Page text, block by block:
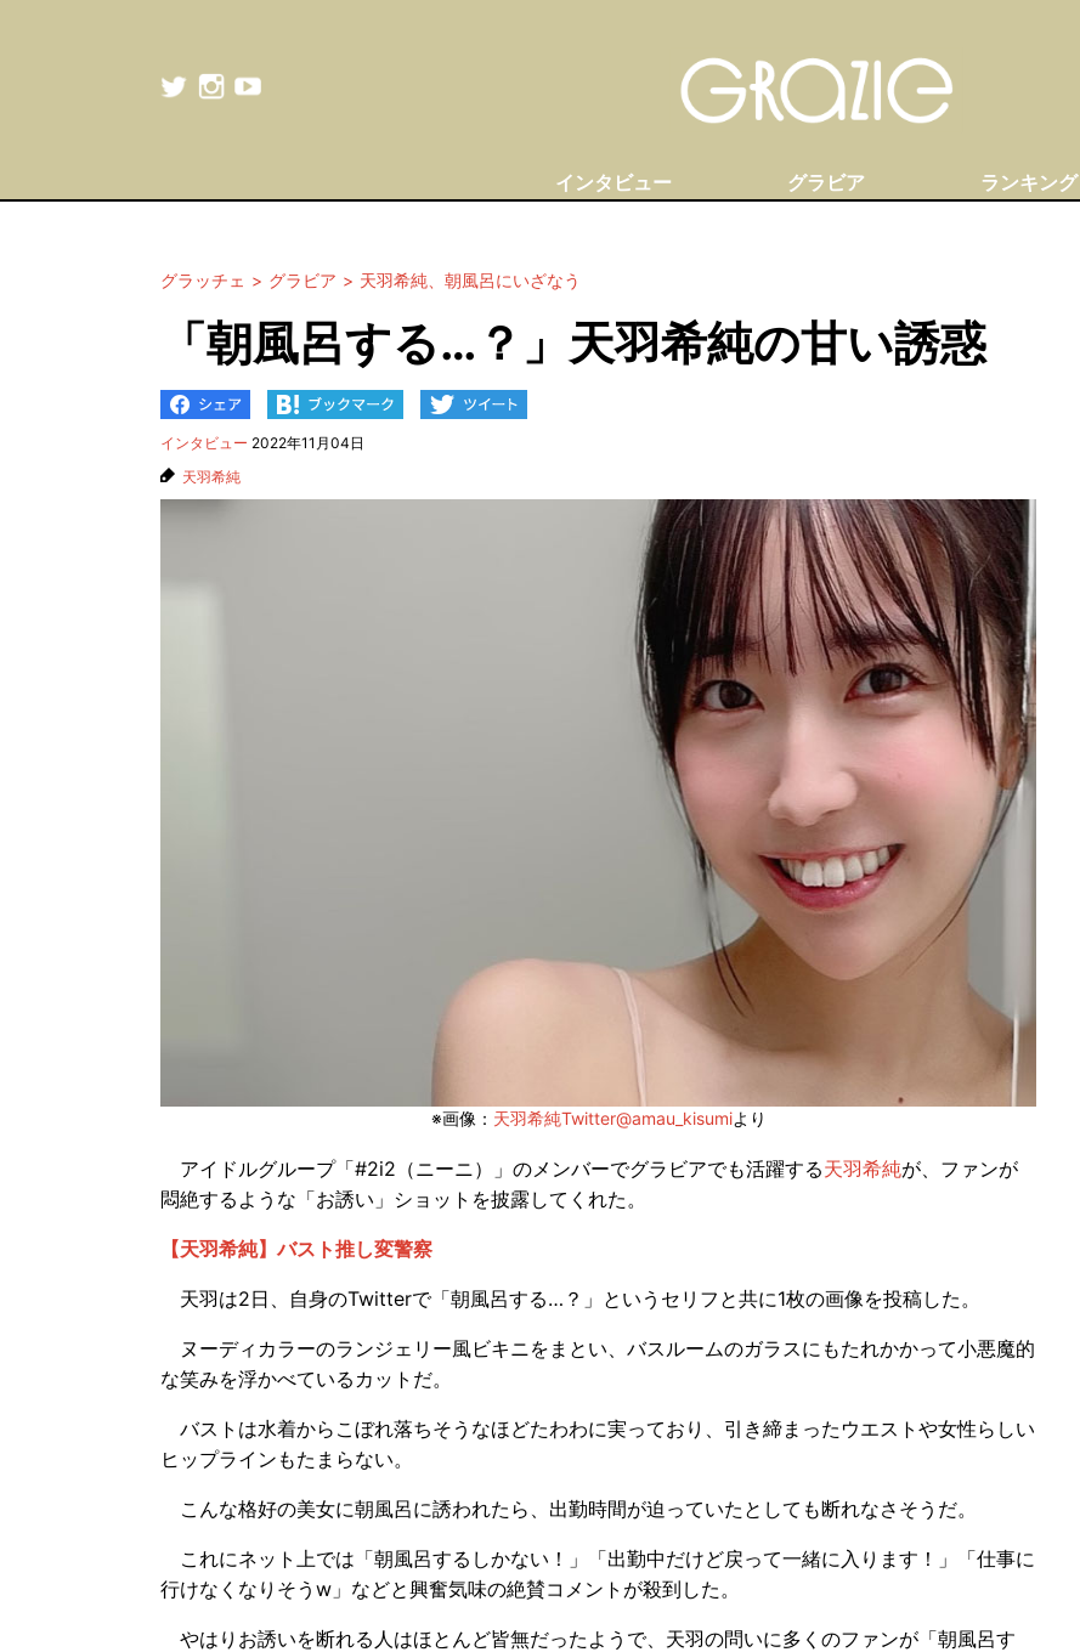
インタビュー グラビア ランキング
グラッチェ グラビア 天羽希純、朝風呂にいざなう
「朝風呂する…？」天羽希純の甘い誘惑
インタビュー 2022年11月04日
天羽希純
※画像： 天羽希純Twitter@amau_kisumiより
アイドルグループ「#2i2（ニーニ）」のメンバーでグラビアでも活躍する天羽希純が、ファンが
悶絶するような「お誘い」ショットを披露してくれた。
【天羽希純】バスト推し変警察
天羽は2日、自身のTwitterで「朝風呂する…？」というセリフと共に1枚の画像を投稿した。
ヌーディカラーのランジェリー風ビキニをまとい、バスルームのガラスにもたれかかって小悪魔的
な笑みを浮かべているカットだ。
バストは水着からこぼれ落ちそうなほどたわわに実っており、引き締まったウエストや女性らしい
ヒップラインもたまらない。
こんな格好の美女に朝風呂に誘われたら、出勤時間が迫っていたとしても断れなさそうだ。
これにネット上では「朝風呂するしかない！」「出勤中だけど戻って一緒に入ります！」「仕事に
行けなくなりそうw」などと興奮気味の絶賛コメントが殺到した。
やはりお誘いを断れる人はほとんど皆無だったようで、天羽の問いに多くのファンが「朝風呂す